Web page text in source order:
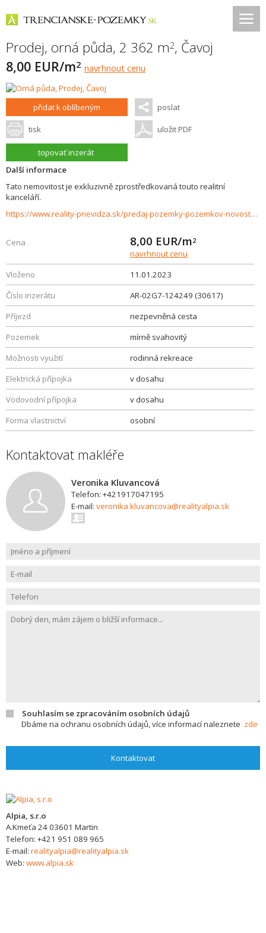
Prodej, orná půda, 2 362 m2, Čavoj
8,00 EUR/m2 navrhnout cenu
přidat k oblíbeným poslat
tisk uložit PDF
topovať inzerát
Další informace
Tato nemovitost je exkluzivně zprostředkovaná touto realitní
kanceláří.
https://www.reality-prievidza.sk/predaj-pozemky-pozemkov-novostavby/pozemok-nad-obcou-Cavoj-30617/?utm_source=areality&utm_medium=xml&utm_term=30617&utm_content=chalupa&utm_campaign=portaly
Cena 8,00 EUR/m2
navrhnout cenu
Vloženo
11.01.2023
Číslo inzerátu
AR-02G7-124249 (30617)
Příjezd
nezpevněná cesta
Pozemek
mírně svahovitý
Možnosti využití
rodinná rekreace
Elektrická přípojka
v dosahu
Vodovodní přípojka
v dosahu
Forma vlastnictví
osobní
Kontaktovat makléře
Veronika Kluvancová
Telefon: +421917047195
E-mail: veronika.kluvancova@realityalpia.sk
Souhlasím se zpracováním osobních údajů
Dbáme na ochranu osobních údajů, více informací naleznete zde
Kontaktovat
Alpia, s.r.o
A.Kmeťa 2403601 Martin
Telefon: +421 951 089 965
E-mail: realityalpia@realityalpia.sk
Web: www.alpia.sk